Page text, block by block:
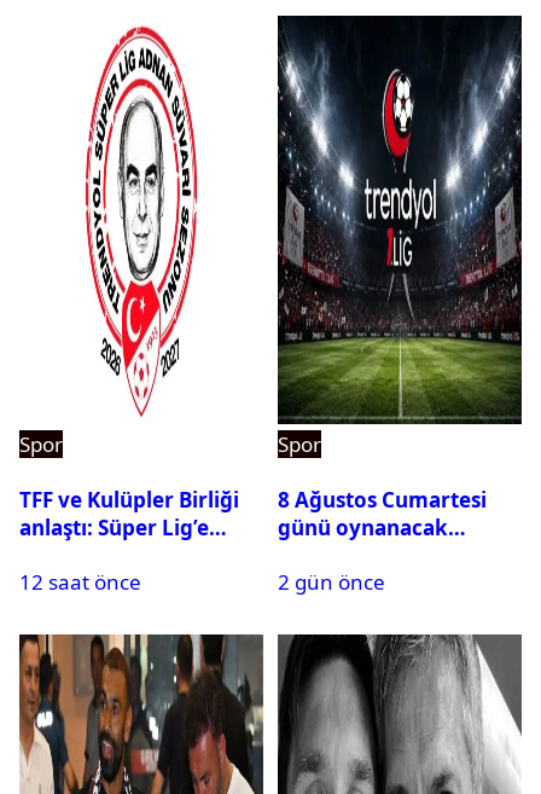
Spor
TFF ve Kulüpler Birliği
anlaştı: Süper Lig’e
12 saat önce
Spor
8 Ağustos Cumartesi
günü oynanacak
2 gün önce